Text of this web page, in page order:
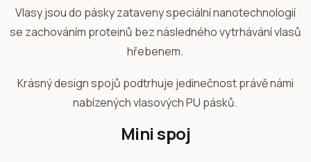
Vlasy jsou do pásky zataveny speciální nanotechnologií
se zachováním proteinů bez následného vytrhávání vlasů
hřebenem.
Krásný design spojů podtrhuje jedinečnost právě námi
nabízených vlasových PU pásků.
Mini spoj